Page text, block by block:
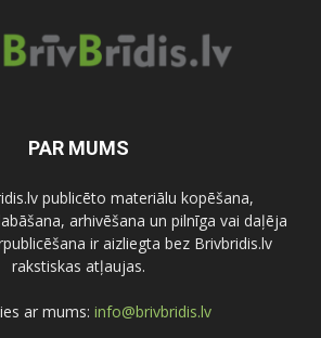
PAR MUMS
publicēto materiālu kopēšana,
arhivēšana un pilnīga vai daļēja
ir aizliegta bez Brivbridis.lv
rakstiskas atļaujas.
ar mums: info@brivbridis.lv